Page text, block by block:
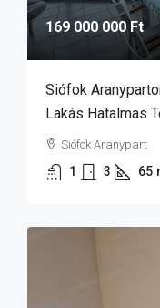
169 000 000 Ft
Siófok
Lakás Hatalmas
Siófok Aranypart
1 3 65